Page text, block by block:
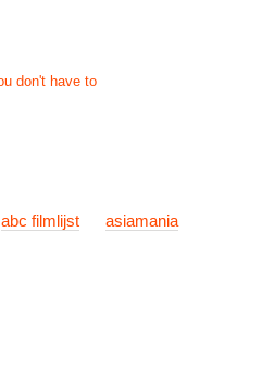
abc filmlijst asiamania